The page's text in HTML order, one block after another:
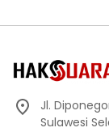
Jl.
Sulawesi